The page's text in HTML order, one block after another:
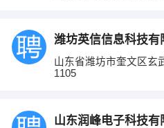
山东省潍坊市奎文区玄
1105